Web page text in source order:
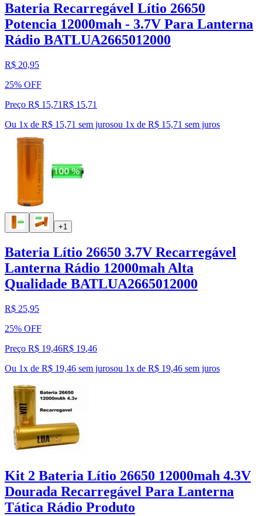
Bateria Recarregável Lítio 26650
Potencia 12000mah - 3.7V Para Lanterna
Rádio BATLUA2665012000
R$ 20,95
25% OFF
Preço R$ 15,71R$ 15,71
Ou 1x de R$ 15,71 sem jurosou 1x de R$ 15,71 sem juros
+1
Bateria Lítio 26650 3.7V Recarregável
Lanterna Rádio 12000mah Alta
Qualidade BATLUA2665012000
R$ 25,95
25% OFF
Preço R$ 19,46R$ 19,46
Ou 1x de R$ 19,46 sem jurosou 1x de R$ 19,46 sem juros
Kit 2 Bateria Lítio 26650 12000mah 4.3V
Dourada Recarregável Para Lanterna
Tática Rádio Produto